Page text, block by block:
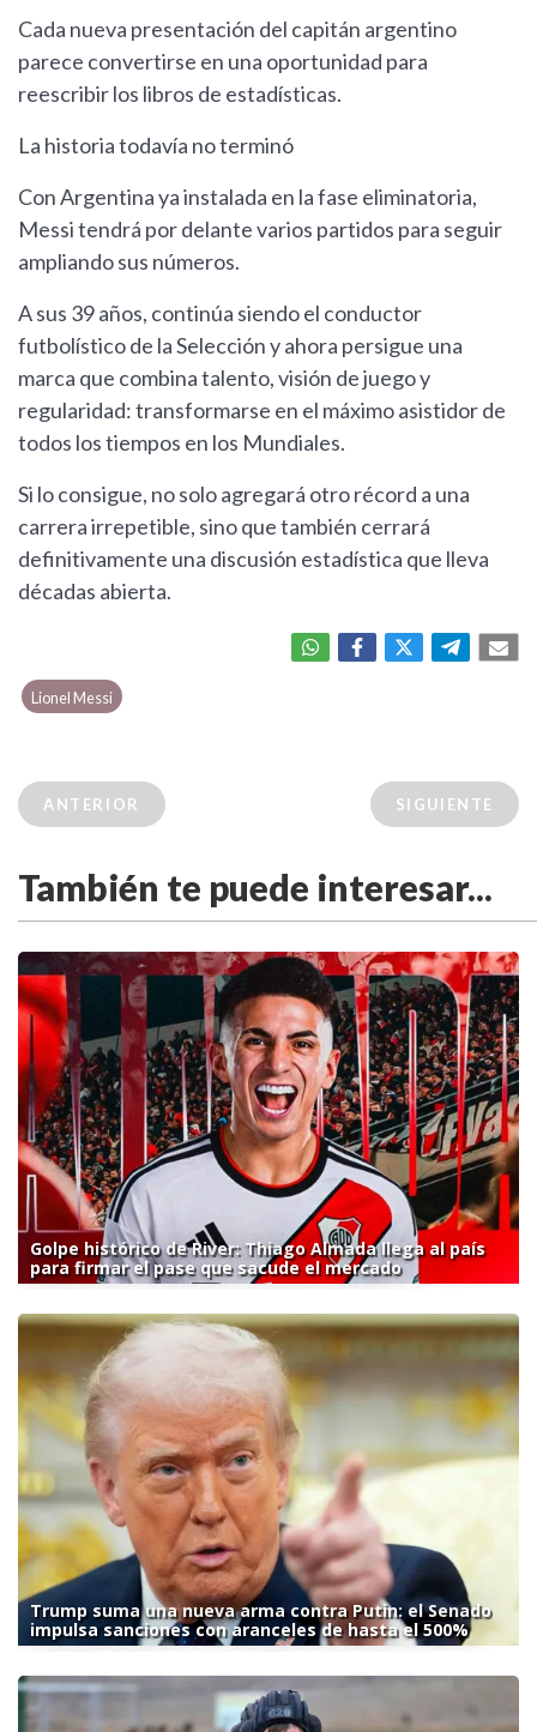
Cada nueva presentación del capitán argentino
parece convertirse en una oportunidad para
reescribir los libros de estadísticas.
La historia todavía no terminó
Con Argentina ya instalada en la fase eliminatoria,
Messi tendrá por delante varios partidos para seguir
ampliando sus números.
A sus 39 años, continúa siendo el conductor
futbolístico de la Selección y ahora persigue una
marca que combina talento, visión de juego y
regularidad: transformarse en el máximo asistidor de
todos los tiempos en los Mundiales.
Si lo consigue, no solo agregará otro récord a una
carrera irrepetible, sino que también cerrará
definitivamente una discusión estadística que lleva
décadas abierta.
Lionel Messi
ANTERIOR SIGUIENTE
También te puede interesar...
Golpe histórico de River: Thiago Almada llega al país
para firmar el pase que sacude el mercado
Trump suma una nueva arma contra Putin: el Senado
impulsa sanciones con aranceles de hasta el 500%